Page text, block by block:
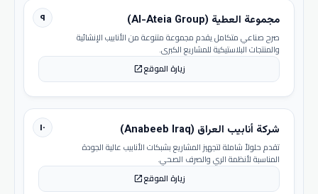
٩ مجموعة العطية (Al-Ateia Group)
صرح صناعي متكامل يقدم مجموعة متنوعة من الأنابيب الإنشائية
والمنتجات البلاستيكية للمشاريع الكبرى.
زيارة الموقعopen_in_new
١٠ شركة أنابيب العراق (Anabeeb Iraq)
تقدم حلولاً شاملة لتجهيز المشاريع بشبكات الأنابيب عالية الجودة
المناسبة لأنظمة الري والصرف الصحي.
زيارة الموقعopen_in_new